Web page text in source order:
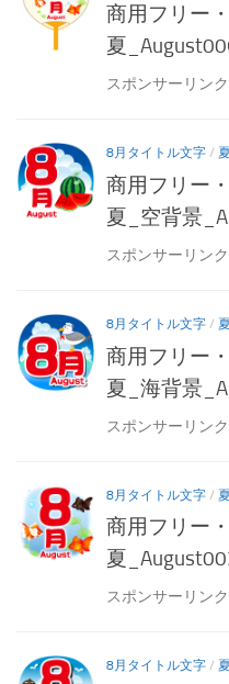
商用フリー
夏
スポンサーリンク
8月タイトル文字 / 夏
商用フリー
夏_空背景
スポンサーリンク
8月タイトル文字 / 夏
商用フリー
夏_海背景
スポンサーリンク
8月タイトル文字 / 夏
商用フリー
夏
スポンサーリンク
8月タイトル文字 / 夏